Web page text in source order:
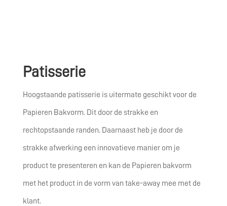
Patisserie
Hoogstaande patisserie is uitermate geschikt voor de
Papieren Bakvorm. Dit door de strakke en
rechtopstaande randen. Daarnaast heb je door de
strakke afwerking een innovatieve manier om je
product te presenteren en kan de Papieren bakvorm
met het product in de vorm van take-away mee met de
klant.